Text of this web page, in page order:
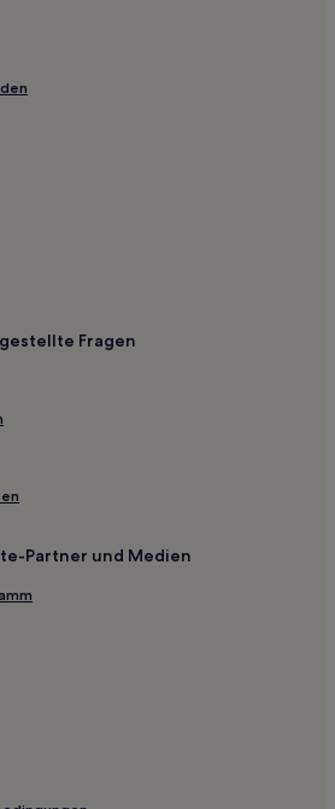
Heidhausen e. V.
Ludgerus
Essen-Werden
Essen-Kupferdreh
Fragen
Partner und Medien